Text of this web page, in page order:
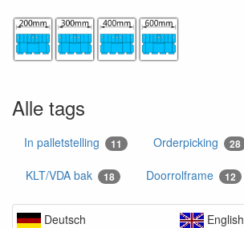
Deutsch English
Alle tags
In palletstelling 11 Orderpicking 28
KLT/VDA bak 18 Doorrolframe 12